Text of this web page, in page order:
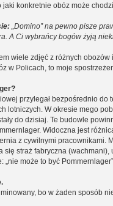
konkretnie obóz może
„Domino” na pewno pisze
A Ci wybrańcy bogów żyją
wiele zdjęć z różnych
w Policach, to moje
przylegał bezpośrednio
lotniczych. W okresie mego
do dzisiaj. Te budowle
Widoczna jest
z cywilnymi pracownikami.
się straż fabryczna
„nie może to być
bo w żaden sposób